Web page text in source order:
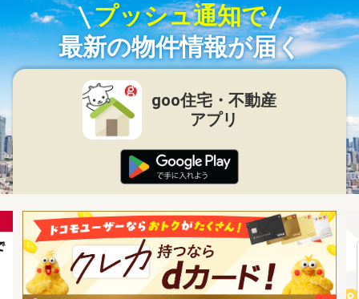
プッシュ通知で
最新の物件情報が届く
goo住宅・不動産
アプリ